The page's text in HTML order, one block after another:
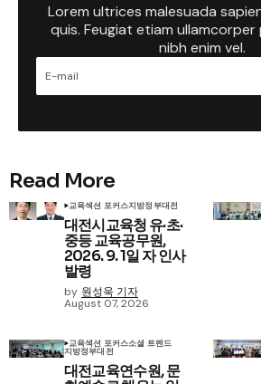
Lorem ultrices malesuada
quis. Feugiat etiam
nibh enim vel.
Read More
교육섹션 포커스지방정부대전
대전시교육청 유·초·
중등 교육공무원,
2026. 9. 1일 자 인사
발령
by 원성욱 기자
August 07, 2026
교육섹션 포커스소셜 트렌드
지방정부대전
대전교육연수원, 문